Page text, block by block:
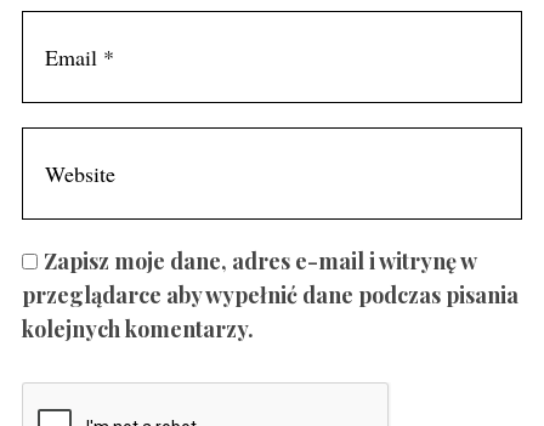
Zapisz moje dane, adres e-mail i witrynę w
przeglądarce aby wypełnić dane podczas pisania
kolejnych komentarzy.